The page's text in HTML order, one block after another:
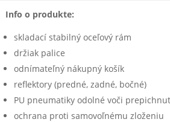
Info o produkte:
skladací stabilný oceľový rám
držiak palice
odnímateľný nákupný košík
reflektory (predné, zadné, bočné)
PU pneumatiky odolné voči
ochrana proti samovoľnému zloženiu